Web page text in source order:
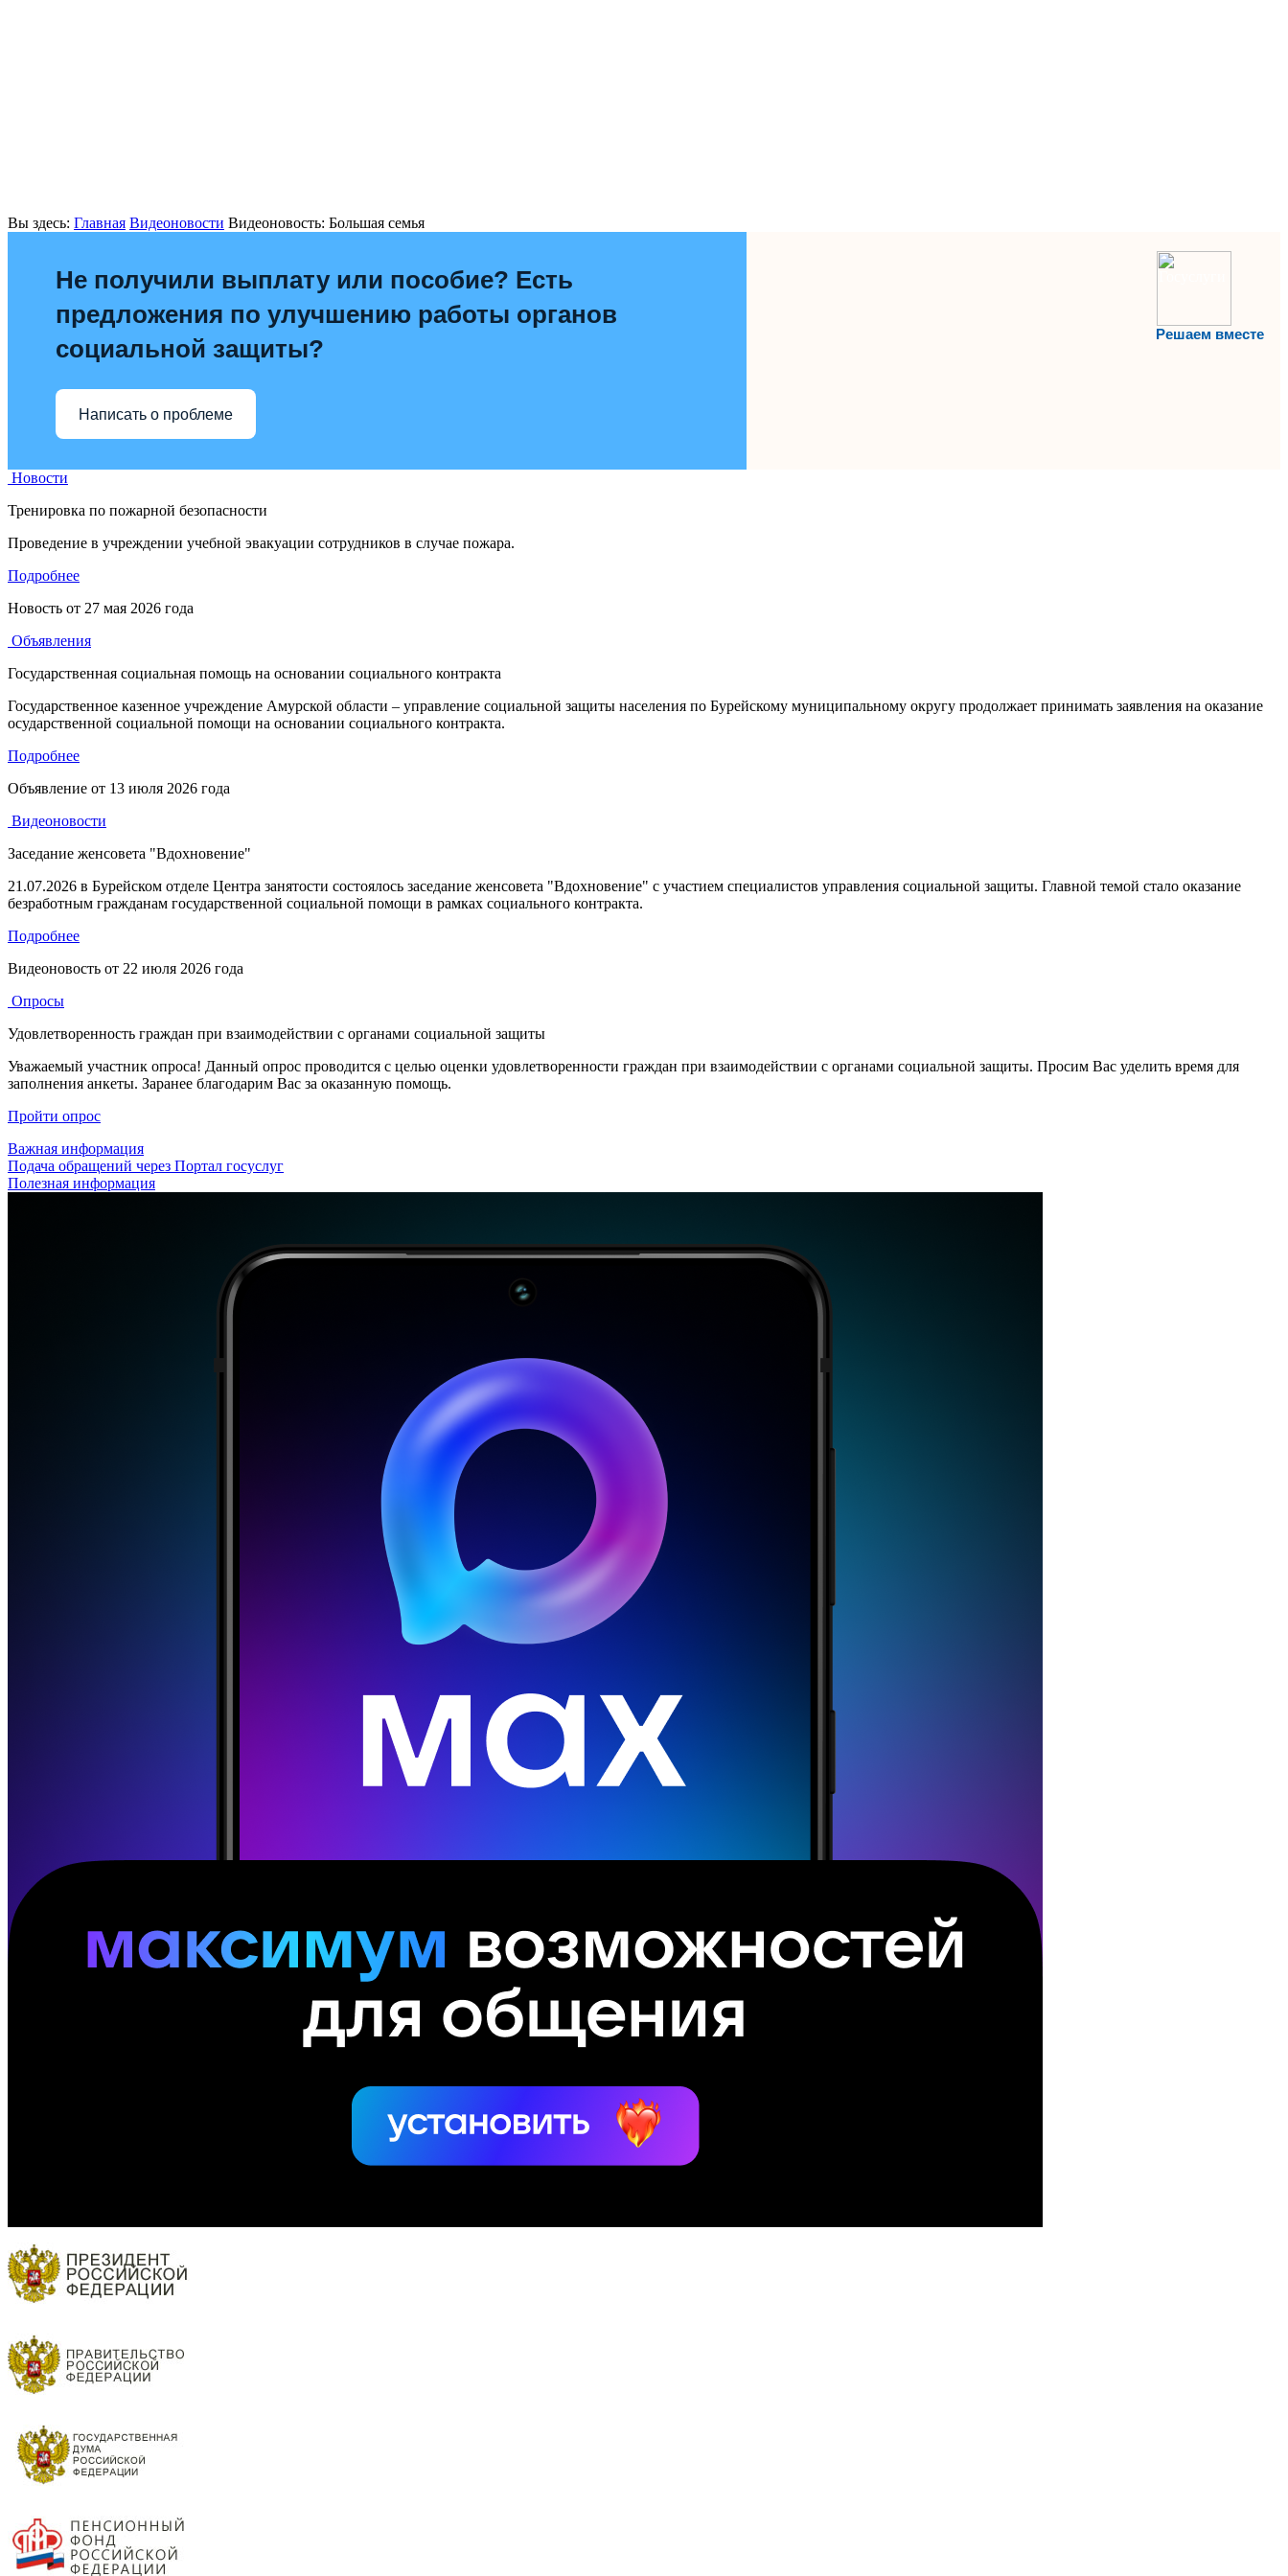
Вы здесь: Главная Видеоновости Видеоновость: Большая семья
Решаем вместе
Не получили выплату или пособие? Есть
предложения по улучшению работы органов
социальной защиты?
Написать о проблеме
Новости
Тренировка по пожарной безопасности
Проведение в учреждении учебной эвакуации сотрудников в случае пожара.
Подробнее
Новость от 27 мая 2026 года
Объявления
Государственная социальная помощь на основании социального контракта
Государственное казенное учреждение Амурской области – управление социальной защиты населения по Бурейскому муниципальному округу продолжает принимать заявления на оказание
осударственной социальной помощи на основании социального контракта.
Подробнее
Объявление от 13 июля 2026 года
Видеоновости
Заседание женсовета "Вдохновение"
21.07.2026 в Бурейском отделе Центра занятости состоялось заседание женсовета "Вдохновение" с участием специалистов управления социальной защиты. Главной темой стало оказание
безработным гражданам государственной социальной помощи в рамках социального контракта.
Подробнее
Видеоновость от 22 июля 2026 года
Опросы
Удовлетворенность граждан при взаимодействии с органами социальной защиты
Уважаемый участник опроса! Данный опрос проводится с целью оценки удовлетворенности граждан при взаимодействии с органами социальной защиты. Просим Вас уделить время для
заполнения анкеты. Заранее благодарим Вас за оказанную помощь.
Пройти опрос
Важная информация
Подача обращений через Портал госуслуг
Полезная информация